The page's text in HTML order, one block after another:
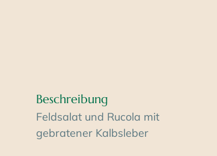
Beschreibung
Feldsalat und Rucola mit
gebratener Kalbsleber